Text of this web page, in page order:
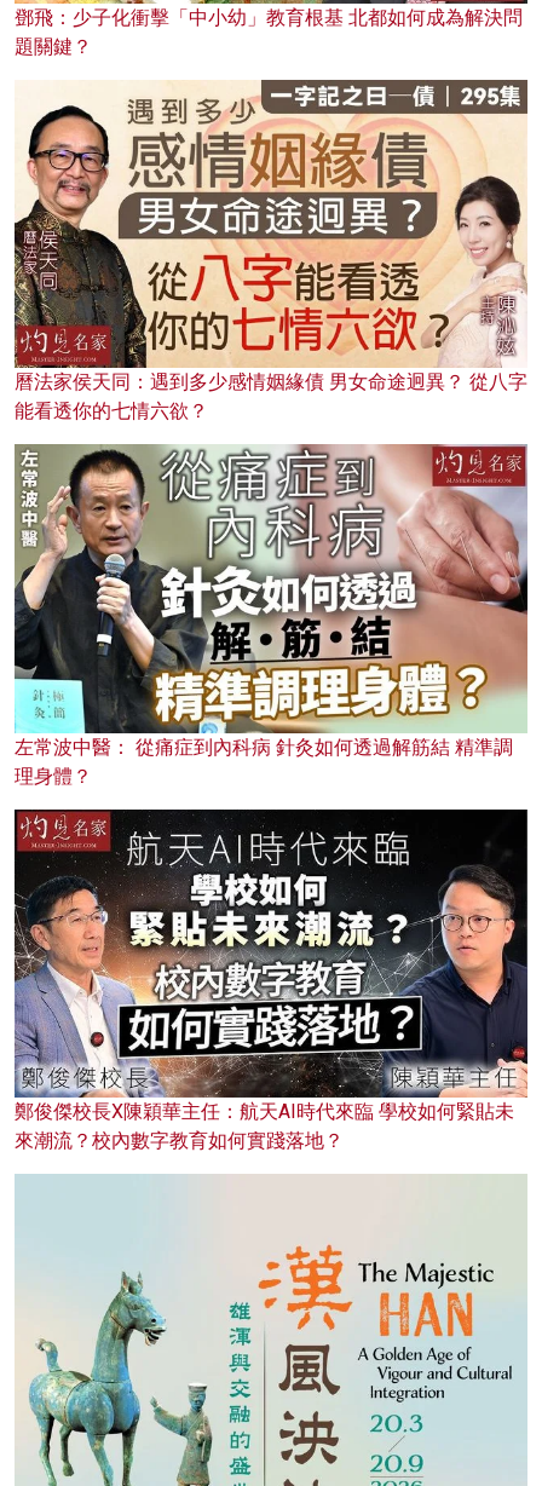
鄧飛：少子化衝擊「中小幼」教育根基 北都如何成為解決問
題關鍵？
曆法家侯天同：遇到多少感情姻緣債 男女命途迥異？ 從八字
能看透你的七情六欲？
左常波中醫： 從痛症到內科病 針灸如何透過解筋結 精準調
理身體？
鄭俊傑校長X陳穎華主任：航天AI時代來臨 學校如何緊貼未
來潮流？校內數字教育如何實踐落地？